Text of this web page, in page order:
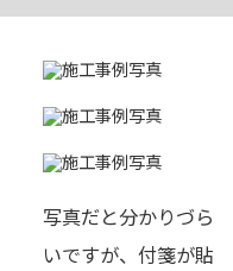
写真だと分かりづら
いですが、付箋が貼